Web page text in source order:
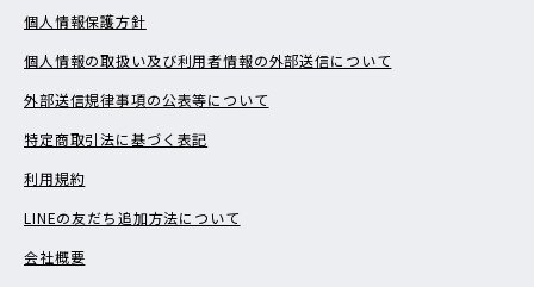
個人情報保護方針
個人情報の取扱い及び利用者情報の外部送信について
外部送信規律事項の公表等について
特定商取引法に基づく表記
利用規約
LINEの友だち追加方法について
会社概要